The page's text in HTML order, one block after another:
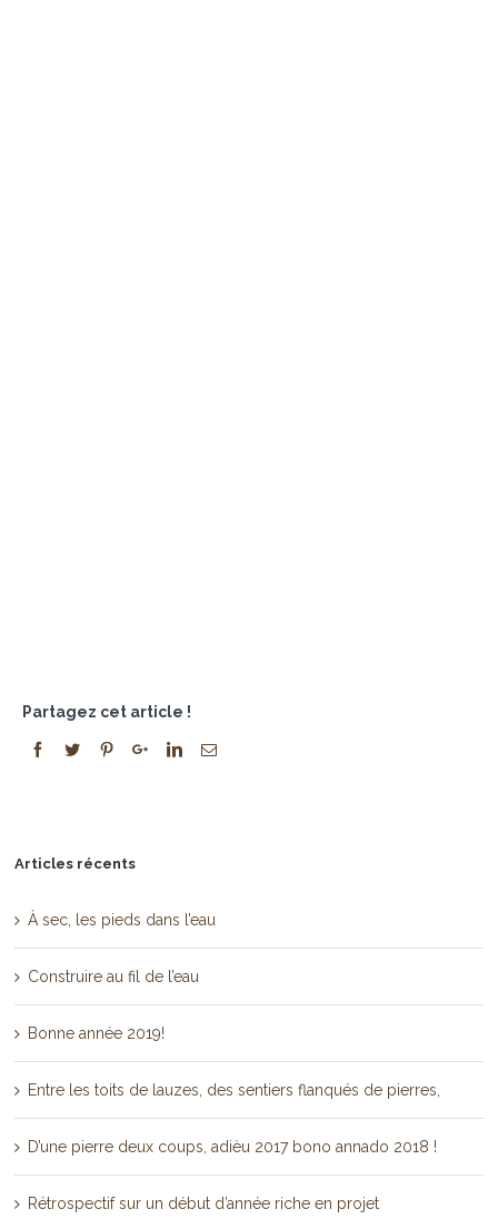
Partagez cet article !
Articles récents
À sec, les pieds dans l’eau
Construire au fil de l’eau
Bonne année 2019!
Entre les toits de lauzes, des sentiers flanqués de pierres,
D’une pierre deux coups, adièu 2017 bono annado 2018 !
Rétrospectif sur un début d’année riche en projet